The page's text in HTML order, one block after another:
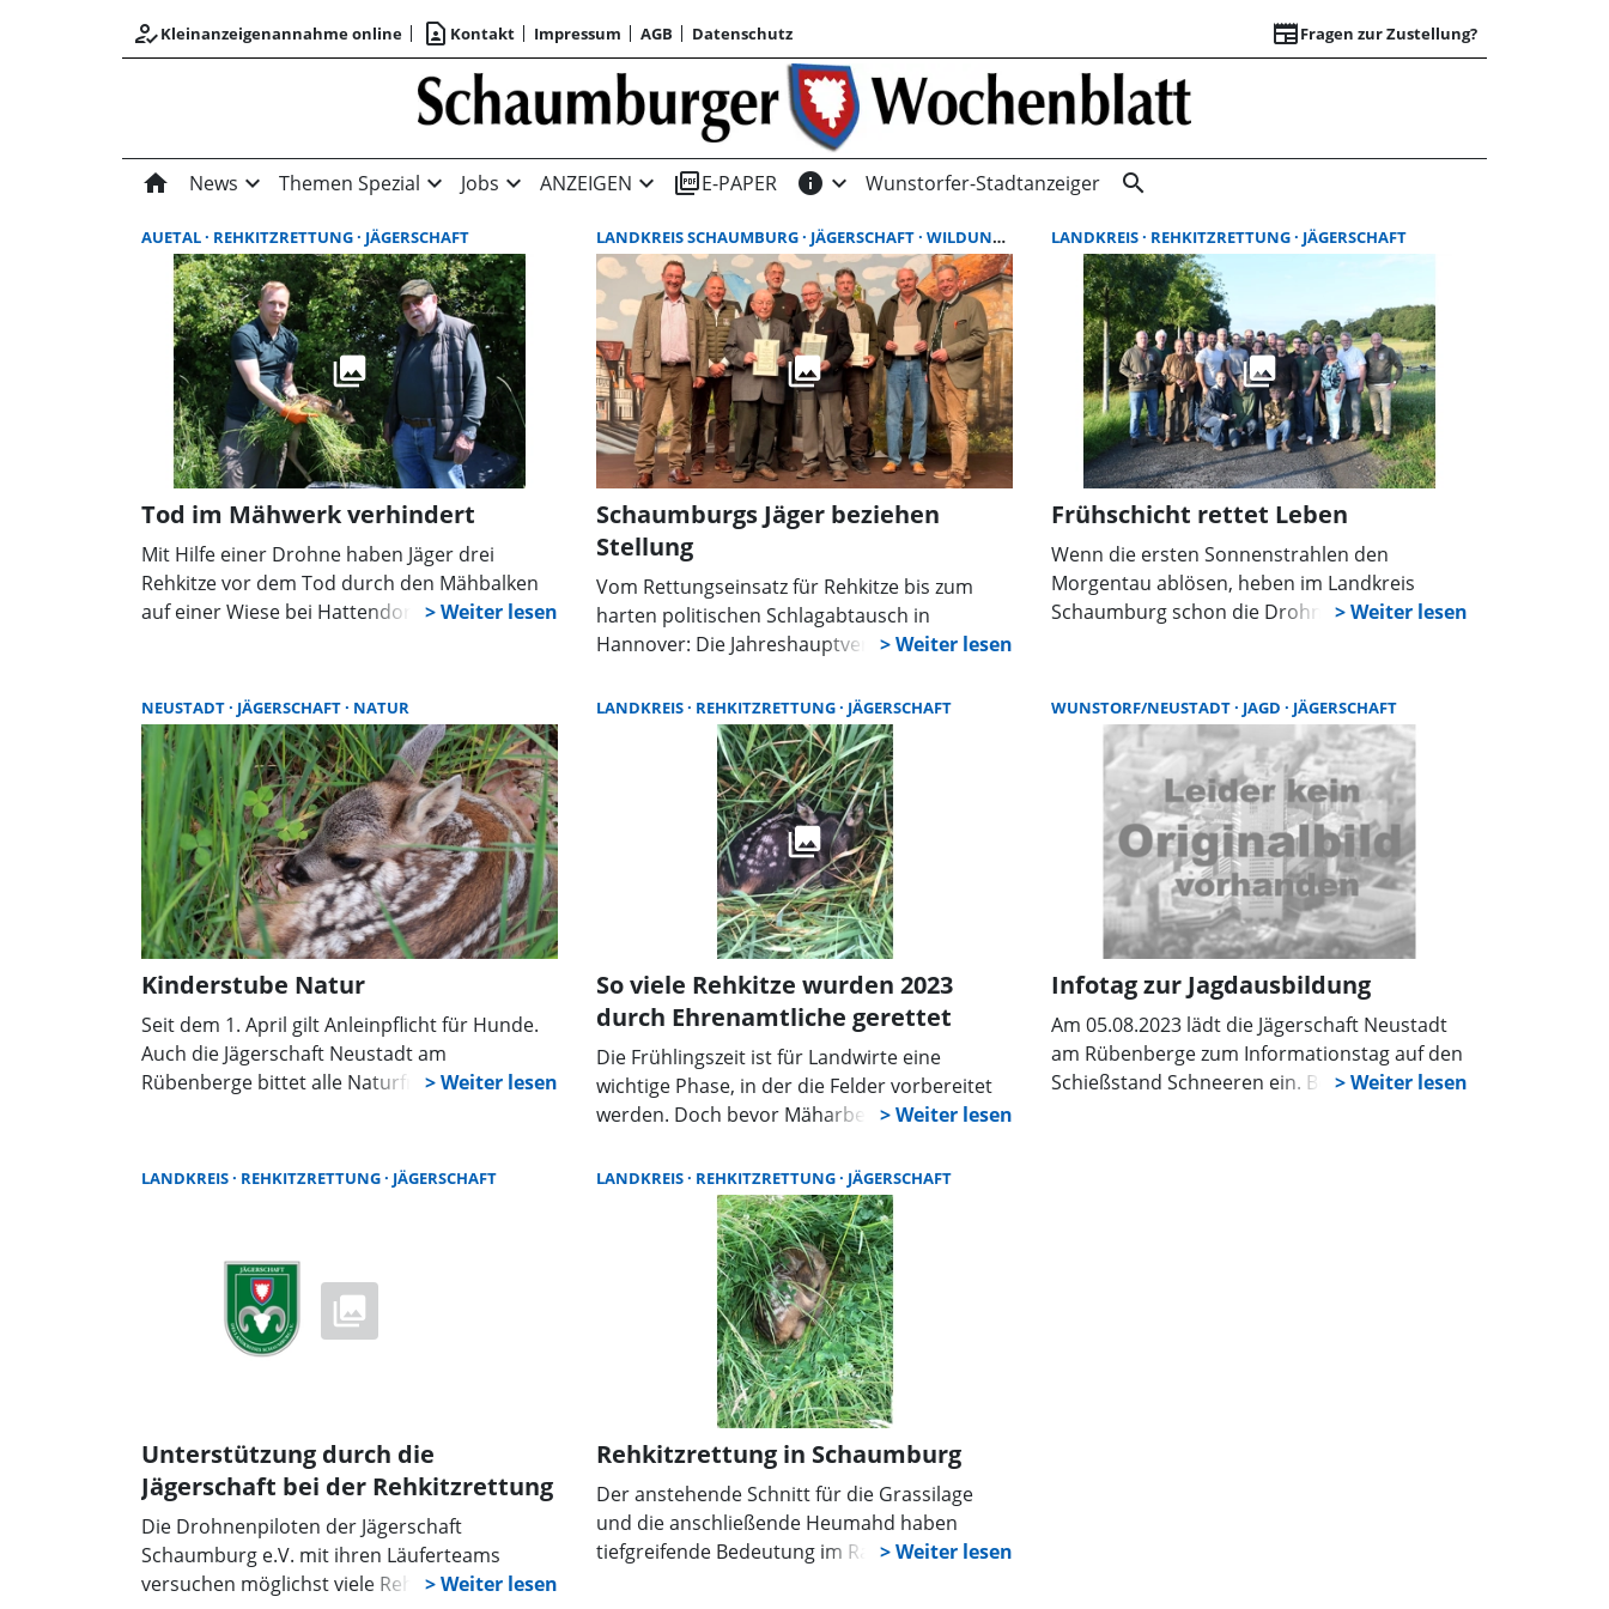
how_to_regKleinanzeigenannahme online contact_page Kontakt Impressum AGB Datenschutz newspaperFragen zur Zustellung?
Suchergebnisse |
home News expand_more Themen Spezial expand_more Jobs expand_more ANZEIGEN expand_more picture_as_pdfE-PAPER info expand_more Wunstorfer-Stadtanzeiger search
AUETAL REHKITZRETTUNG JÄGERSCHAFT
Tod im Mähwerk verhindert
Mit Hilfe einer Drohne haben Jäger drei
Rehkitze vor dem Tod durch den Mähbalken
auf einer Wiese bei Hattendorf bewahrt. Die
sich vor dem Abernten eines Feldes zu
melden.
LANDKREIS SCHAUMBURG JÄGERSCHAFT WILDUNFALL
Schaumburgs Jäger beziehen
Stellung
Vom Rettungseinsatz für Rehkitze bis zum
harten politischen Schlagabtausch in
Hannover: Die Jahreshauptversammlung der
Sägewerk machte deutlich, dass Jagd heute
weit mehr ist als nur Tradition. Es geht um
knallharte Umweltpolitik, invasive Arten und
ein Raubtier, das die Gemüter spaltet.
LANDKREIS REHKITZRETTUNG JÄGERSCHAFT
Frühschicht rettet Leben
Wenn die ersten Sonnenstrahlen den
Morgentau ablösen, heben im Landkreis
Schaumburg schon die Drohnen ab: Jäger,
gemeinsam ein Ziel verfolgen: das Leben
junger Wildtiere zu schützen. Denn mit jeder
Mähsaison beginnt auch der Kampf gegen
den stummen Tod von jungen Rehkitzen im
hohen Gras.
NEUSTADT JÄGERSCHAFT NATUR
Kinderstube Natur
Seit dem 1. April gilt Anleinpflicht für Hunde.
Auch die Jägerschaft Neustadt am
Rübenberge bittet alle Naturfreunde und
Spaziergang in der freien Natur.
LANDKREIS REHKITZRETTUNG JÄGERSCHAFT
So viele Rehkitze wurden 2023
durch Ehrenamtliche gerettet
Die Frühlingszeit ist für Landwirte eine
wichtige Phase, in der die Felder vorbereitet
werden. Doch bevor Mäharbeiten beginnen
Suche nach Rehkitzen. Warum ist diese
Aufgabe so entscheidend und welche
Konsequenzen drohen Landwirten, die sie
vernachlässigen?
WUNSTORF/NEUSTADT JAGD JÄGERSCHAFT
Infotag zur Jagdausbildung
Am 05.08.2023 lädt die Jägerschaft Neustadt
am Rübenberge zum Informationstag auf den
Schießstand Schneeren ein. Beginn des
LANDKREIS REHKITZRETTUNG JÄGERSCHAFT
Unterstützung durch die
Jägerschaft bei der Rehkitzrettung
Die Drohnenpiloten der Jägerschaft
Schaumburg e.V. mit ihren Läuferteams
versuchen möglichst viele Rehkitze vor dem
LANDKREIS REHKITZRETTUNG JÄGERSCHAFT
Rehkitzrettung in Schaumburg
Der anstehende Schnitt für die Grassilage
und die anschließende Heumahd haben
tiefgreifende Bedeutung im Rahmen des